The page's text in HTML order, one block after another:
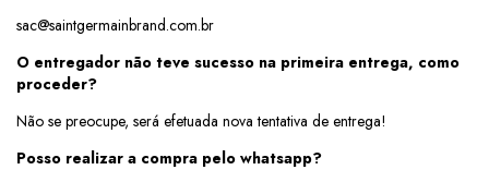
sac@saintgermainbrand.com.br
O entregador não teve sucesso na primeira entrega, como
proceder?
Não se preocupe, será efetuada nova tentativa de entrega!
Posso realizar a compra pelo whatsapp?